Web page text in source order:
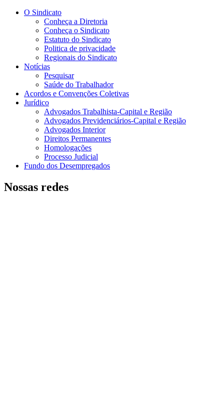
O Sindicato
Conheça a Diretoria
Conheça o Sindicato
Estatuto do Sindicato
Politica de privacidade
Regionais do Sindicato
Notícias
Pesquisar
Saúde do Trabalhador
Acordos e Convenções Coletivas
Jurídico
Advogados Trabalhista-Capital e Região
Advogados Previdenciários-Capital e Região
Advogados Interior
Direitos Permanentes
Homologações
Processo Judicial
Fundo dos Desempregados
Nossas redes